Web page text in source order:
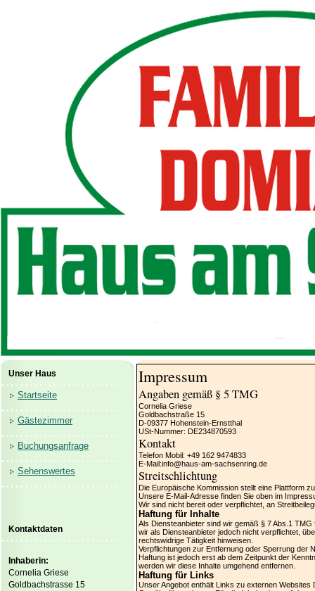
Unser Haus
Startseite
Gästezimmer
Buchungsanfrage
Sehenswertes
Kontaktdaten
Inhaberin:
Cornelia Griese
Goldbachstrasse 15
Impressum
Angaben gemäß § 5 TMG
Cornelia Griese
Goldbachstraße 15
D-09377 Hohenstein-Ernstthal
USt-Nummer: DE234870593
Kontakt
Telefon Mobil: +49 162 9474833
E-Mail:info@haus-am-sachsenring.de
Streitschlichtung
Die Europäische Kommission stellt eine Plattform
Unsere E-Mail-Adresse finden Sie oben im
Wir sind nicht bereit oder verpflichtet, an
Haftung für Inhalte
Als Diensteanbieter sind wir gemäß § 7 Abs.1
wir als Diensteanbieter jedoch nicht verpflichtet,
rechtswidrige Tätigkeit hinweisen.
Verpflichtungen zur Entfernung oder Sperrung der
Haftung ist jedoch erst ab dem Zeitpunkt der
werden wir diese Inhalte umgehend entfernen.
Haftung für Links
Unser Angebot enthält Links zu externen